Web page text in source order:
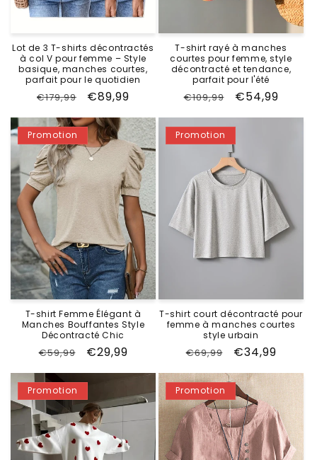
Lot de 3 T-shirts décontractés
à col V pour femme – Style
basique, manches courtes,
parfait pour le quotidien
Prix
habituel
€179,99
Prix
promotionnel
€89,99
T-shirt rayé à manches
courtes pour femme, style
décontracté et tendance,
parfait pour l'été
Prix
habituel
€109,99
Prix
€54,99
Promotion
T-shirt Femme Élégant à
Manches Bouffantes Style
Décontracté Chic
Prix
€59,99
Prix
€29,99
Promotion
T-shirt court décontracté pour
femme à manches courtes
style urbain
Prix
€69,99
Prix
€34,99
Promotion Promotion